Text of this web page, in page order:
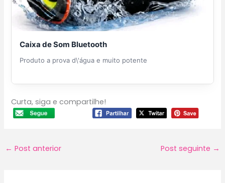
Caixa de Som Bluetooth
Produto a prova d\'água e muito potente
Curta, siga e compartilhe!
← Post anterior Post seguinte →